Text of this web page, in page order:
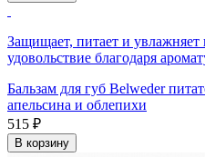
Защищает, питает и
удовольствие благодаря
Бальзам для губ Belweder
апельсина и облепихи
515 ₽
В корзину